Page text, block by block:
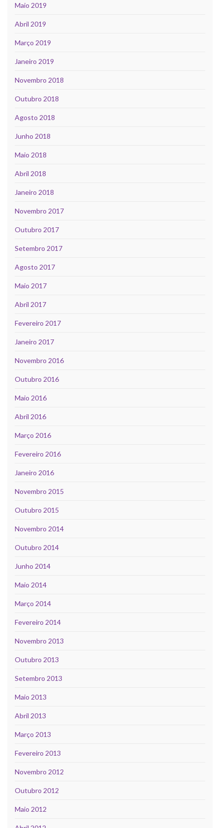
Maio 2019
Abril 2019
Março 2019
Janeiro 2019
Novembro 2018
Outubro 2018
Agosto 2018
Junho 2018
Maio 2018
Abril 2018
Janeiro 2018
Novembro 2017
Outubro 2017
Setembro 2017
Agosto 2017
Maio 2017
Abril 2017
Fevereiro 2017
Janeiro 2017
Novembro 2016
Outubro 2016
Maio 2016
Abril 2016
Março 2016
Fevereiro 2016
Janeiro 2016
Novembro 2015
Outubro 2015
Novembro 2014
Outubro 2014
Junho 2014
Maio 2014
Março 2014
Fevereiro 2014
Novembro 2013
Outubro 2013
Setembro 2013
Maio 2013
Abril 2013
Março 2013
Fevereiro 2013
Novembro 2012
Outubro 2012
Maio 2012